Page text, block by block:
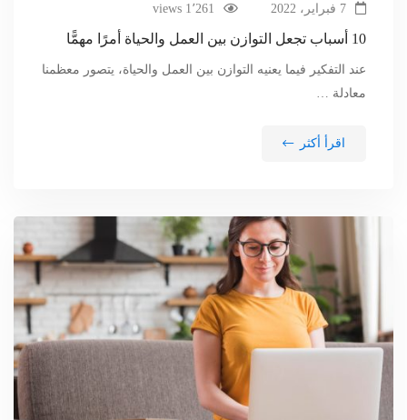
7 فبراير، 2022 1٬261 views
10 أسباب تجعل التوازن بين العمل والحياة أمرًا مهمًّا
عند التفكير فيما يعنيه التوازن بين العمل والحياة، يتصور معظمنا
معادلة …
اقرأ أكثر